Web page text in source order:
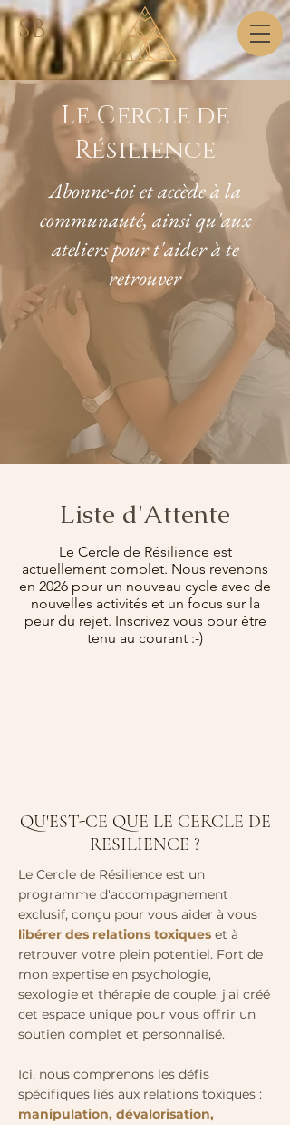
SB
Le Cercle de
Résilience
Abonne-toi et accède à la
communauté, ainsi qu'aux
ateliers pour t'aider à te
retrouver
Liste d'Attente
Le Cercle de Résilience est
actuellement complet. Nous revenons
en 2026 pour un nouveau cycle avec de
nouvelles activités et un focus sur la
peur du rejet. Inscrivez vous pour être
tenu au courant :-)
QU'EST-CE QUE LE CERCLE DE
RESILIENCE ?
Le Cercle de Résilience est un
programme d'accompagnement
exclusif, conçu pour vous aider à vous
libérer des relations toxiques et à
retrouver votre plein potentiel. Fort de
mon expertise en psychologie,
sexologie et thérapie de couple, j'ai créé
cet espace unique pour vous offrir un
soutien complet et personnalisé.
Ici, nous comprenons les défis
spécifiques liés aux relations toxiques :
manipulation, dévalorisation,